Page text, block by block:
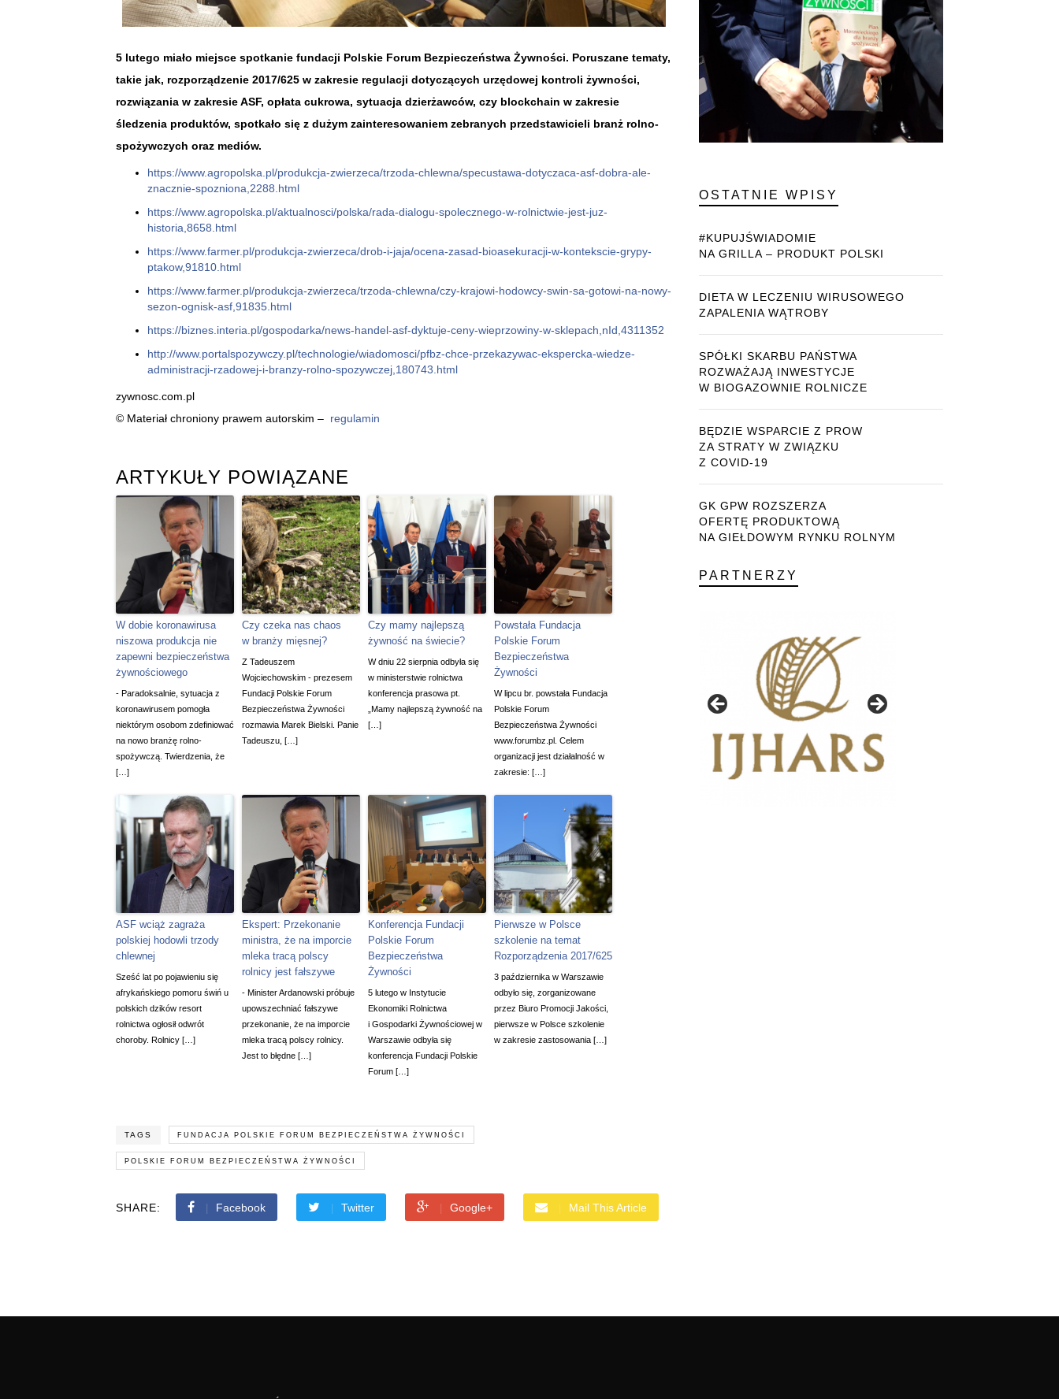
5 lutego miało miejsce spotkanie fundacji Polskie Forum Bezpieczeństwa Żywności. Poruszane tematy,
takie jak, rozporządzenie 2017/625 w zakresie regulacji dotyczących urzędowej kontroli żywności,
rozwiązania w zakresie ASF, opłata cukrowa, sytuacja dzierżawców, czy blockchain w zakresie
śledzenia produktów, spotkało się z dużym zainteresowaniem zebranych przedstawicieli branż rolno-
spożywczych oraz mediów.
https://www.agropolska.pl/produkcja-zwierzeca/trzoda-chlewna/specustawa-dotyczaca-asf-dobra-ale-
znacznie-spozniona,2288.html
https://www.agropolska.pl/aktualnosci/polska/rada-dialogu-spolecznego-w-rolnictwie-jest-juz-
historia,8658.html
https://www.farmer.pl/produkcja-zwierzeca/drob-i-jaja/ocena-zasad-bioasekuracji-w-kontekscie-grypy-
ptakow,91810.html
https://www.farmer.pl/produkcja-zwierzeca/trzoda-chlewna/czy-krajowi-hodowcy-swin-sa-gotowi-na-nowy-
sezon-ognisk-asf,91835.html
https://biznes.interia.pl/gospodarka/news-handel-asf-dyktuje-ceny-wieprzowiny-w-sklepach,nId,4311352
http://www.portalspozywczy.pl/technologie/wiadomosci/pfbz-chce-przekazywac-ekspercka-wiedze-
administracji-rzadowej-i-branzy-rolno-spozywczej,180743.html
zywnosc.com.pl
© Materiał chroniony prawem autorskim – regulamin
ARTYKUŁY POWIĄZANE
W dobie koronawirusa
niszowa produkcja nie
zapewni bezpieczeństwa
żywnościowego
- Paradoksalnie, sytuacja z
koronawirusem pomogła
niektórym osobom zdefiniować
na nowo branżę rolno-
spożywczą. Twierdzenia, że
[…]
Czy czeka nas chaos
w branży mięsnej?
Z Tadeuszem
Wojciechowskim - prezesem
Fundacji Polskie Forum
Bezpieczeństwa Żywności
rozmawia Marek Bielski. Panie
Tadeuszu, […]
Czy mamy najlepszą
żywność na świecie?
W dniu 22 sierpnia odbyła się
w ministerstwie rolnictwa
konferencja prasowa pt.
„Mamy najlepszą żywność na
[…]
Powstała Fundacja
Polskie Forum
Bezpieczeństwa
Żywności
W lipcu br. powstała Fundacja
Polskie Forum
Bezpieczeństwa Żywności
www.forumbz.pl. Celem
organizacji jest działalność w
zakresie: […]
ASF wciąż zagraża
polskiej hodowli trzody
chlewnej
Sześć lat po pojawieniu się
afrykańskiego pomoru świń u
polskich dzików resort
rolnictwa ogłosił odwrót
choroby. Rolnicy […]
Ekspert: Przekonanie
ministra, że na imporcie
mleka tracą polscy
rolnicy jest fałszywe
- Minister Ardanowski próbuje
upowszechniać fałszywe
przekonanie, że na imporcie
mleka tracą polscy rolnicy.
Jest to błędne […]
Konferencja Fundacji
Polskie Forum
Bezpieczeństwa
Żywności
5 lutego w Instytucie
Ekonomiki Rolnictwa
i Gospodarki Żywnościowej w
Warszawie odbyła się
konferencja Fundacji Polskie
Forum […]
Pierwsze w Polsce
szkolenie na temat
Rozporządzenia 2017/625
3 października w Warszawie
odbyło się, zorganizowane
przez Biuro Promocji Jakości,
pierwsze w Polsce szkolenie
w zakresie zastosowania […]
TAGS FUNDACJA POLSKIE FORUM BEZPIECZEŃSTWA ŻYWNOŚCI
POLSKIE FORUM BEZPIECZEŃSTWA ŻYWNOŚCI
SHARE: Facebook Twitter Google+ Mail This Article
OSTATNIE WPISY
#KUPUJŚWIADOMIE
NA GRILLA – PRODUKT POLSKI
DIETA W LECZENIU WIRUSOWEGO
ZAPALENIA WĄTROBY
SPÓŁKI SKARBU PAŃSTWA
ROZWAŻAJĄ INWESTYCJE
W BIOGAZOWNIE ROLNICZE
BĘDZIE WSPARCIE Z PROW
ZA STRATY W ZWIĄZKU
Z COVID-19
GK GPW ROZSZERZA
OFERTĘ PRODUKTOWĄ
NA GIEŁDOWYM RYNKU ROLNYM
PARTNERZY